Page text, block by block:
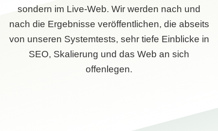
sondern im Live-Web. Wir werden nach und
nach die Ergebnisse veröffentlichen, die abseits
von unseren Systemtests, sehr tiefe Einblicke in
SEO, Skalierung und das Web an sich
offenlegen.